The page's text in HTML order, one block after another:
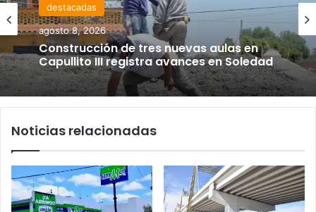
destacadas
agosto 8, 2026
Construcción de tres nuevas aulas en
Capullito III registra avances en Soledad
Noticias relacionadas